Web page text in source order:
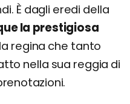
È dagli eredi della
la prestigiosa
regina che tanto
nella sua reggia di